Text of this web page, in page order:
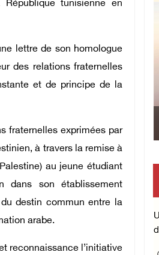
tunisienne en
lettre de son homologue
des relations fraternelles
et de principe de la
fraternelles exprimées par
à travers la remise à
au jeune étudiant
dans son établissement
destin commun entre la
arabe.
reconnaissance l’initiative
Le Président devant le
Manama : Nous avons décidé
mise en œuvre des
Central concernant les
l'État occupant